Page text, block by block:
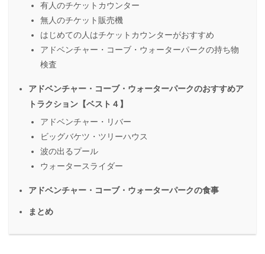
有人のチケットカウンター
無人のチケット販売機
はじめての人はチケットカウンターがおすすめ
アドベンチャー・コーブ・ウォーターパークの持ち物
検査
アドベンチャー・コーブ・ウォーターパークのおすすめア
トラクション【ベスト４】
アドベンチャー・リバー
ビッグバケツ・ツリーハウス
波の出るプール
ウォータースライダー
アドベンチャー・コーブ・ウォーターパークの食事
まとめ